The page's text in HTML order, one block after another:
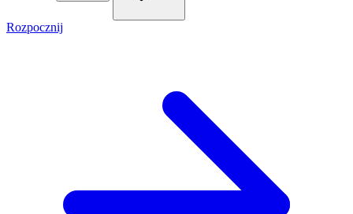
Rozpocznij